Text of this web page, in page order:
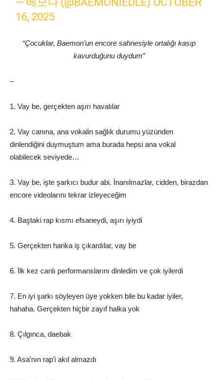
16, 2025
“Çocuklar, Baemon’un encore sahnesiyle ortalığı kasıp
kavurduğunu duydum”
–
1. Vay be, gerçekten aşırı havalılar
2. Vay canına, ana vokalin sağlık durumu yüzünden
dinlendiğini duymuştum ama burada hepsi ana vokal
olabilecek seviyede…
3. Vay be, işte şarkıcı budur abi. İnanılmazlar, cidden, birazdan
encore videolarını tekrar izleyeceğim
4. Baştaki rap kısmı efsaneydi, aşırı iyiydi
5. Gerçekten harika iş çıkardılar, vay be
6. İlk kez canlı performanslarını dinledim ve çok iyilerdi
7. En iyi şarkı söyleyen üye yokken bile bu kadar iyiler,
hahaha. Gerçekten hiçbir zayıf halka yok
8. Çılgınca, daebak
9. Asa’nın rap’i akıl almazdı